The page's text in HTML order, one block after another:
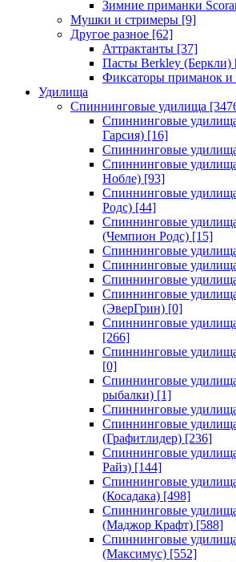
Зимние приманки
Мушки и стримеры [9]
Другое разное [62]
Аттрактанты [37]
Пасты Berkley (Беркли)
Фиксаторы приманок и
Удилища
Спиннинговые удилища
Спиннинговые
Гарсия) [16]
Спиннинговые
Спиннинговые
Нобле) [93]
Спиннинговые
Родс) [44]
Спиннинговые
(Чемпион Родс) [15]
Спиннинговые
Спиннинговые
Спиннинговые
Спиннинговые
(ЭверГрин) [0]
Спиннинговые
[266]
Спиннинговые
[0]
Спиннинговые
рыбалки) [1]
Спиннинговые
Спиннинговые
(Графитлидер) [236]
Спиннинговые
Райз) [144]
Спиннинговые
(Косадака) [498]
Спиннинговые
(Маджор Крафт) [588]
Спиннинговые
(Максимус) [552]